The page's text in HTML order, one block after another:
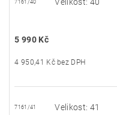
7161/40
5 990 Kč
4 950,41 Kč bez DPH
7161/41 Velikost: 41